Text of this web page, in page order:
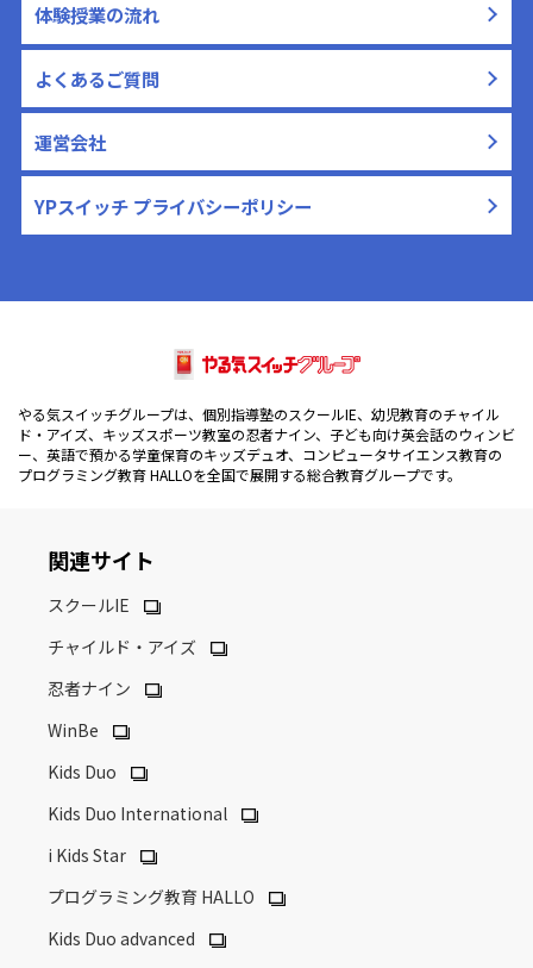
体験授業の流れ
よくあるご質問
運営会社
YPスイッチ プライバシーポリシー
やる気スイッチグループは、個別指導塾のスクールIE、幼児教育のチャイル
ド・アイズ、キッズスポーツ教室の忍者ナイン、子ども向け英会話のウィンビ
ー、英語で預かる学童保育のキッズデュオ、コンピュータサイエンス教育の
プログラミング教育 HALLOを全国で展開する総合教育グループです。
関連サイト
スクールIE
チャイルド・アイズ
忍者ナイン
WinBe
Kids Duo
Kids Duo International
i Kids Star
プログラミング教育 HALLO
Kids Duo advanced